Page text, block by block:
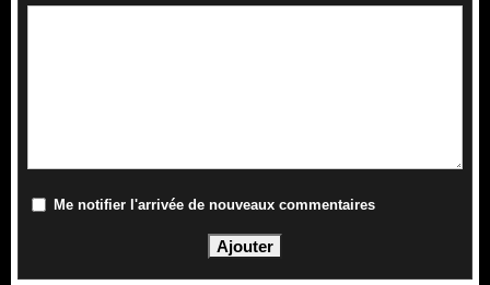
Me notifier l'arrivée de nouveaux commentaires